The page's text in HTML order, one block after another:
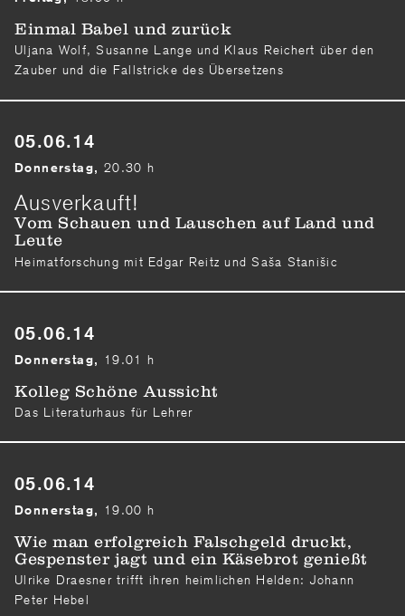
Einmal Babel und zurück
Uljana Wolf, Susanne Lange und Klaus Reichert über den
Zauber und die Fallstricke des Übersetzens
05.06.14
Donnerstag, 20.30 h
Ausverkauft!
Vom Schauen und Lauschen auf Land und
Leute
Heimatforschung mit Edgar Reitz und Saša Stanišic
05.06.14
Donnerstag, 19.01 h
Kolleg Schöne Aussicht
Das Literaturhaus für Lehrer
05.06.14
Donnerstag, 19.00 h
Wie man erfolgreich Falschgeld druckt,
Gespenster jagt und ein Käsebrot genießt
Ulrike Draesner trifft ihren heimlichen Helden: Johann
Peter Hebel